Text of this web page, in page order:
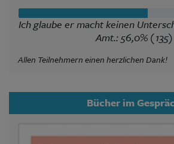
Ich glaube er macht keinen
Amt.: 56,0% (135)
Allen Teilnehmern einen herzlichen Dank!
Bücher im